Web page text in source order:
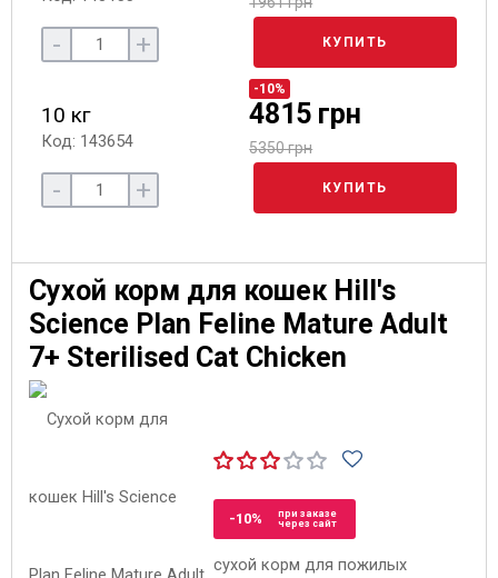
- + КУПИТЬ
10 кг
Код: 143654
-10%
4815 грн
5350 грн
- + КУПИТЬ
Сухой корм для кошек Hill's
Science Plan Feline Mature Adult
7+ Sterilised Cat Chicken
-10%
при заказе
через сайт
сухой корм для пожилых